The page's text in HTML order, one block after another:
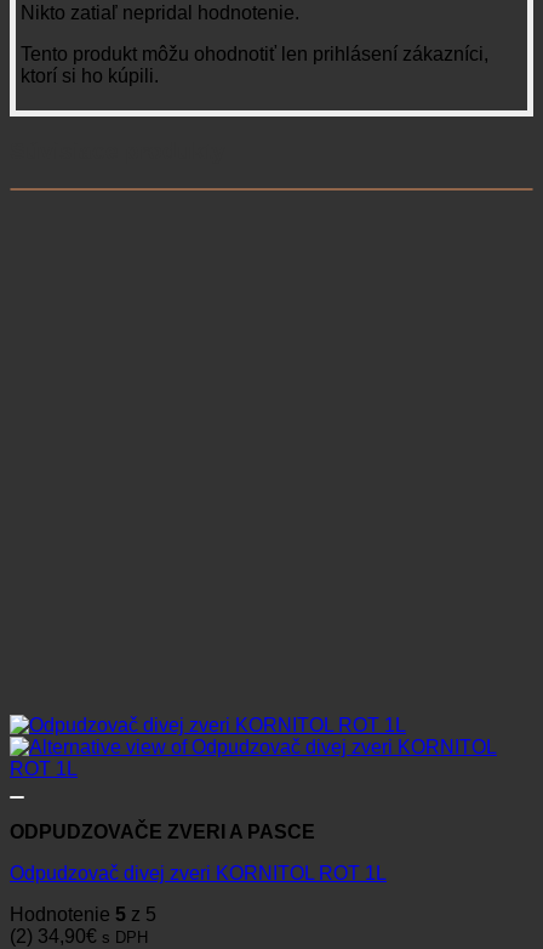
Nikto zatiaľ nepridal hodnotenie.
Tento produkt môžu ohodnotiť len prihlásení zákazníci,
ktorí si ho kúpili.
ODPUDZOVAČE ZVERI A PASCE
Odpudzovač divej zveri KORNITOL ROT 1L
Hodnotenie 5 z 5
(2) 34,90€ s DPH